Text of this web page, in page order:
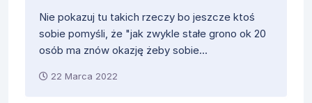
Nie pokazuj tu takich rzeczy bo jeszcze ktoś
sobie pomyśli, że "jak zwykle stałe grono ok 20
osób ma znów okazję żeby sobie...
22 Marca 2022